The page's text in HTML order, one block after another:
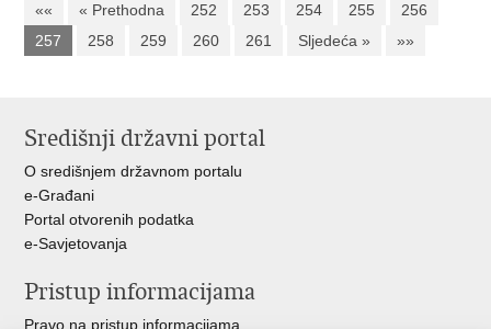
«« « Prethodna 252 253 254 255
256
257
258 259 260 261 Sljedeća » »»
Središnji državni portal
O središnjem državnom portalu
e-Građani
Portal otvorenih podatka
e-Savjetovanja
Pristup informacijama
Pravo na pristup informacijama